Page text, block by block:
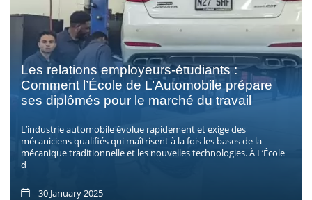
Les relations employeurs-étudiants :
Comment l’École de L’Automobile prépare
ses diplômés pour le marché du travail
L’industrie automobile évolue rapidement et exige des
mécaniciens qualifiés qui maîtrisent à la fois les bases de la
mécanique traditionnelle et les nouvelles technologies. À L’École
d
30 January 2025